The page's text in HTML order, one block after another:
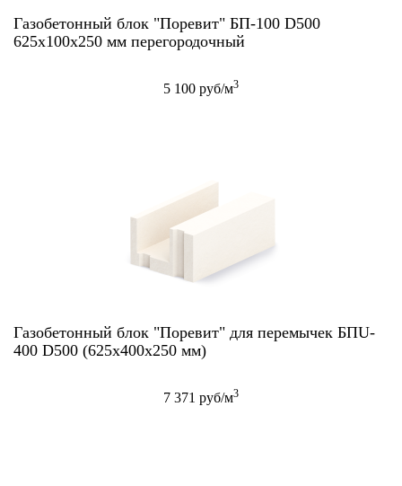
Газобетонный блок "Поревит" БП-100 D500
625х100х250 мм перегородочный
5 100 руб/м3
Газобетонный блок "Поревит" для перемычек БПU-
400 D500 (625х400х250 мм)
7 371 руб/м3